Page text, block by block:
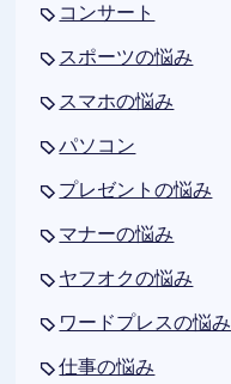
コンサート
スポーツの悩み
スマホの悩み
パソコン
プレゼントの悩み
マナーの悩み
ヤフオクの悩み
ワードプレスの悩み
仕事の悩み